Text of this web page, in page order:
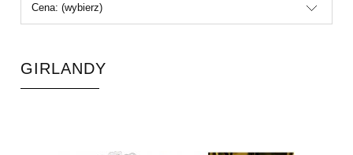
Cena: (wybierz)
GIRLANDY